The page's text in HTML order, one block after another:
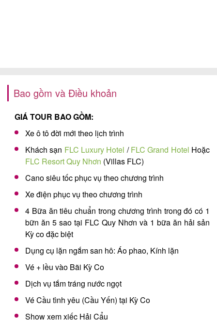
Bao gồm và Điều khoản
GIÁ TOUR BAO GỒM:
Xe ô tô đời mới theo lịch trình
Khách sạn FLC Luxury Hotel /FLC Grand Hotel Hoặc
FLC Resort Quy Nhơn (Villas FLC)
Cano siêu tốc phục vụ theo chương trình
Xe điện phục vụ theo chương trình
4 Bữa ăn tiêu chuẩn trong chương trình trong đó có 1
bữn ăn 5 sao tại FLC Quy Nhơn và 1 bữa ăn hải sản
Kỳ co đặc biệt
Dụng cụ lặn ngắm san hô: Áo phao, Kính lặn
Vé + lều vào Bãi Kỳ Co
Dịch vụ tắm tráng nước ngọt
Vé Cầu tình yêu (Cầu Yến) tại Kỳ Co
Show xem xiếc Hải Cẩu